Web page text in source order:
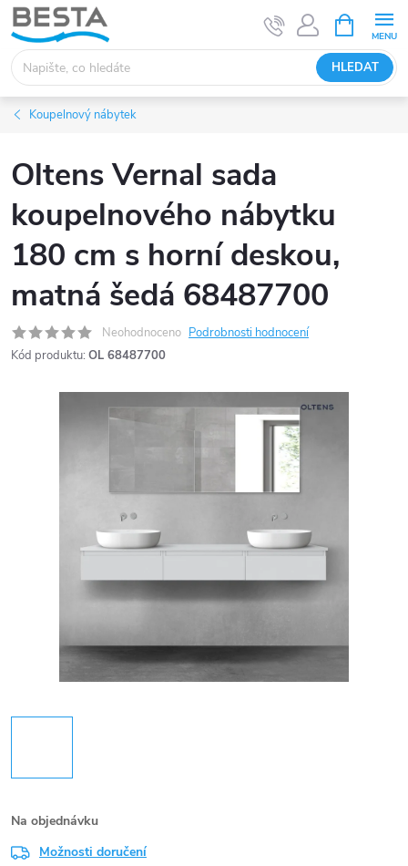
Přejít
na
obsah
HLEDAT
NÁKUPNÍ
KOŠÍK
Koupelnový nábytek
Oltens Vernal sada
koupelnového nábytku
180 cm s horní deskou,
matná šedá 68487700
Neohodnoceno Podrobnosti hodnocení
Kód produktu: OL 68487700
Na objednávku
Možnosti doručení